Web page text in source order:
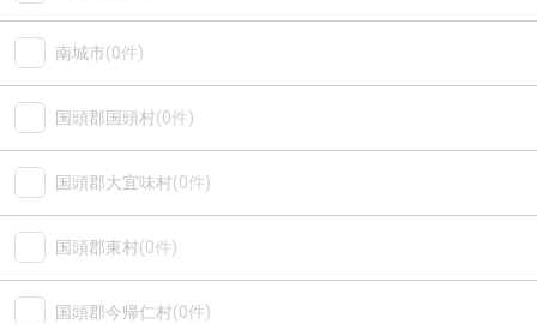
南城市(0件)
国頭郡国頭村(0件)
国頭郡大宜味村(0件)
国頭郡東村(0件)
国頭郡今帰仁村(0件)